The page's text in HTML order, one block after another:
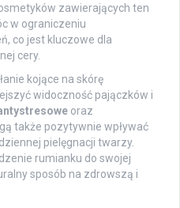
zawierających ten
w ograniczeniu
co jest kluczowe dla
cery.
kojące na skórę
widoczność pajączków i
oraz
także pozytywnie wpływać
pielęgnacji twarzy.
rumianku do swojej
sposób na zdrowszą i